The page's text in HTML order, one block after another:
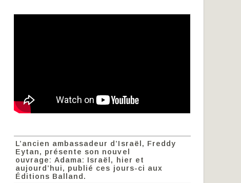
L’ancien ambassadeur d’Israël, Freddy
Eytan, présente son nouvel
ouvrage: Adama: Israël, hier et
aujourd’hui, publié ces jours-ci aux
Éditions Balland.